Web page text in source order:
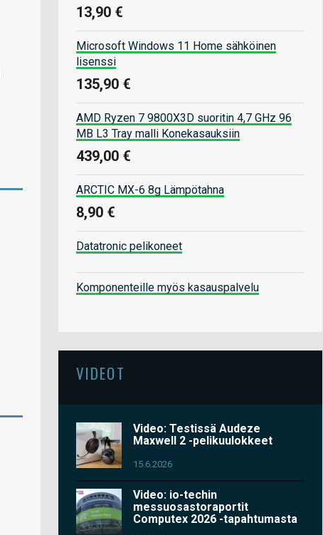
13,90 €
Microsoft Windows 11 Home sähköinen
lisenssi
135,90 €
AMD Ryzen 7 9800X3D suoritin 4,7 GHz 96
MB L3 Tray malli Konekasauksiin
439,00 €
ARCTIC MX-6 8g Lämpötahna
8,90 €
Datatronic pelikoneet
Komponenteille myös kasauspalvelu
VIDEOT
Video: Testissä Audeze
Maxwell 2 -pelikuulokkeet
15.6.2026
Video: io-techin
messuosastoraportit
Computex 2026 -tapahtumasta